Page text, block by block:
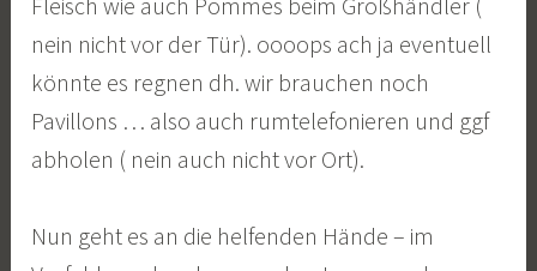
nein nicht vor der Tür). oooops ach ja eventuell
könnte es regnen dh. wir brauchen noch
Pavillons … also auch rumtelefonieren und ggf
abholen ( nein auch nicht vor Ort).
Nun geht es an die helfenden Hände – im